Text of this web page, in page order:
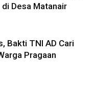
Desa Matanair
Bakti TNI AD Cari
Pragaan